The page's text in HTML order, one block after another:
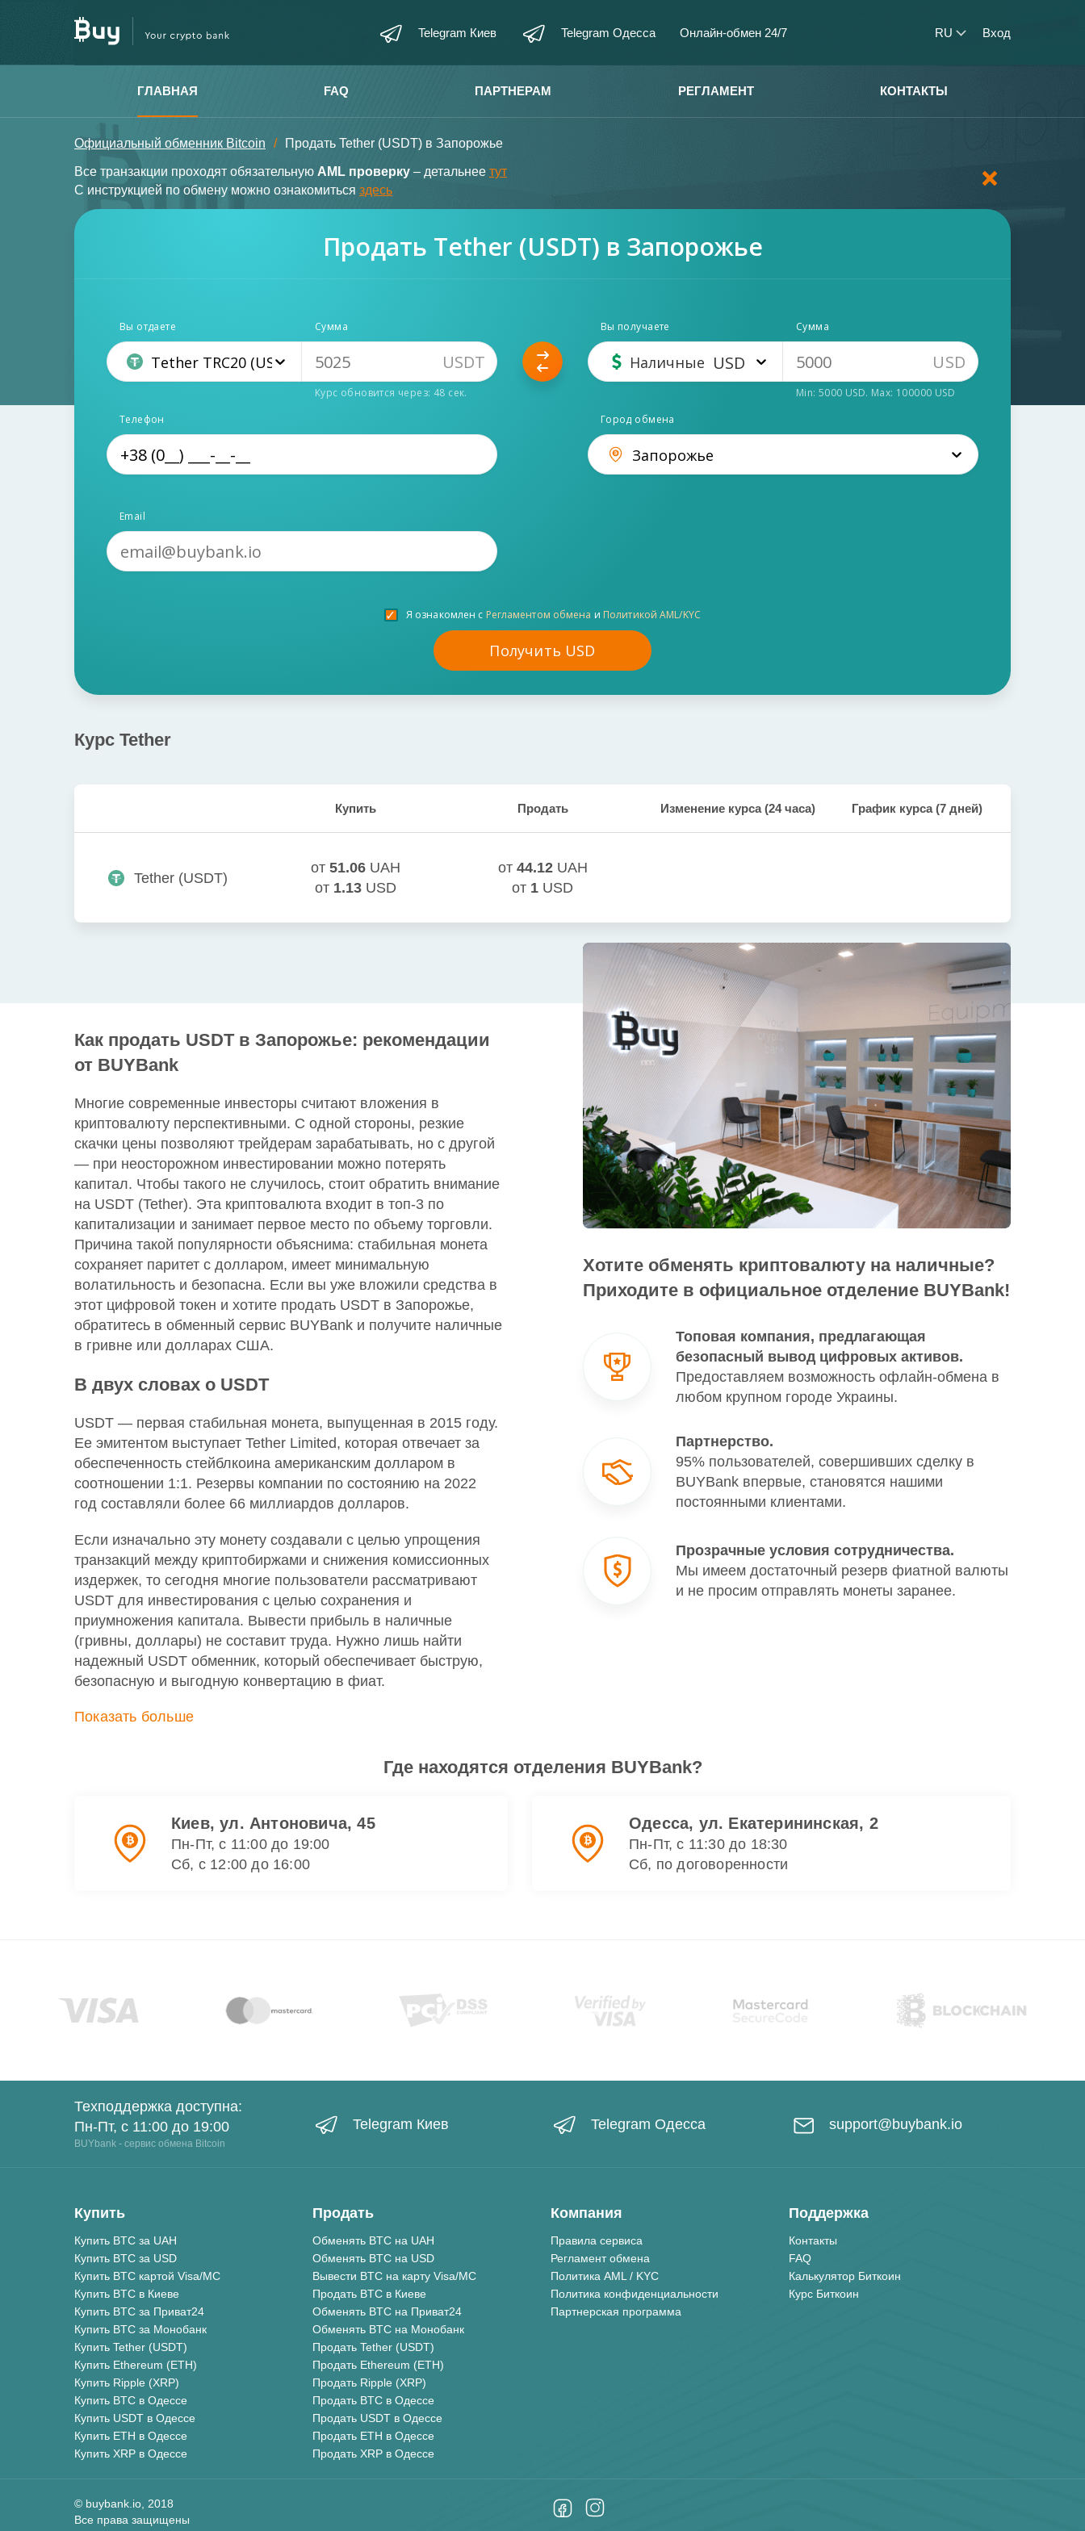
Telegram Киев Telegram Одесса Онлайн-обмен 24/7 RU Вход
ГЛАВНАЯ FAQ ПАРТНЕРАМ РЕГЛАМЕНТ КОНТАКТЫ
Официальный обменник Bitcoin Продать Tether (USDT) в Запорожье
Все транзакции проходят обязательную AML проверку – детальнее тут
С инструкцией по обмену можно ознакомиться здесь
Продать Tether (USDT) в Запорожье
Вы отдаете
Tether TRC20 (USDT)
Сумма
USDT
Курс обновится через: 47 сек.
Вы получаете
Наличные USD
Сумма
USD
Min: 5000 USD. Max: 100000 USD
Телефон
Email
Город обмена
Запорожье
Я ознакомлен с Регламентом обмена и Политикой AML/KYC
Получить USD
Курс Tether
Tether (USDT)
Купить
от 51.06UAH
от 1.13USD
Продать
от 44.12UAH
от 1 USD
Изменение курса (24 часа) График курса (7 дней)
Хотите обменять криптовалюту на наличные?
Приходите в официальное отделение BUYBank!
Топовая компания, предлагающая
безопасный вывод цифровых активов.
Предоставляем возможность офлайн-обмена в
любом крупном городе Украины.
Партнерство.
95% пользователей, совершивших сделку в
BUYBank впервые, становятся нашими
постоянными клиентами.
Прозрачные условия сотрудничества.
Мы имеем достаточный резерв фиатной валюты
и не просим отправлять монеты заранее.
Как продать USDT в Запорожье: рекомендации
от BUYBank
Многие современные инвесторы считают вложения в
криптовалюту перспективными. С одной стороны, резкие
скачки цены позволяют трейдерам зарабатывать, но с другой
— при неосторожном инвестировании можно потерять
капитал. Чтобы такого не случилось, стоит обратить внимание
на USDT (Tether). Эта криптовалюта входит в топ-3 по
капитализации и занимает первое место по объему торговли.
Причина такой популярности объяснима: стабильная монета
сохраняет паритет с долларом, имеет минимальную
волатильность и безопасна. Если вы уже вложили средства в
этот цифровой токен и хотите продать USDT в Запорожье,
обратитесь в обменный сервис BUYBank и получите наличные
в гривне или долларах США.
В двух словах о USDT
USDT — первая стабильная монета, выпущенная в 2015 году.
Ее эмитентом выступает Tether Limited, которая отвечает за
обеспеченность стейблкоина американским долларом в
соотношении 1:1. Резервы компании по состоянию на 2022
год составляли более 66 миллиардов долларов.
Если изначально эту монету создавали с целью упрощения
транзакций между криптобиржами и снижения комиссионных
издержек, то сегодня многие пользователи рассматривают
USDT для инвестирования с целью сохранения и
приумножения капитала. Вывести прибыль в наличные
(гривны, доллары) не составит труда. Нужно лишь найти
надежный USDT обменник, который обеспечивает быструю,
безопасную и выгодную конвертацию в фиат.
Показать больше
Где находятся отделения BUYBank?
Киев, ул. Антоновича, 45
Пн-Пт, с 11:00 до 19:00
Сб, с 12:00 до 16:00
Одесса, ул. Екатерининская, 2
Пн-Пт, с 11:30 до 18:30
Сб, по договоренности
Техподдержка доступна:
Пн-Пт, с 11:00 до 19:00
BUYbank - сервис обмена Bitcoin
Telegram Киев Telegram Одесса support@buybank.io
Купить
Купить BTC за UAH
Купить BTC за USD
Купить BTC картой Visa/MC
Купить BTC в Киеве
Купить BTC за Приват24
Купить BTC за Монобанк
Купить Tether (USDT)
Купить Ethereum (ETH)
Купить Ripple (XRP)
Купить BTC в Одессе
Купить USDT в Одессе
Купить ETH в Одессе
Купить XRP в Одессе
Продать
Обменять BTC на UAH
Обменять BTC на USD
Вывести BTC на карту Visa/MC
Продать BTC в Киеве
Обменять BTC на Приват24
Обменять BTC на Монобанк
Продать Tether (USDT)
Продать Ethereum (ETH)
Продать Ripple (XRP)
Продать BTC в Одессе
Продать USDT в Одессе
Продать ETH в Одессе
Продать XRP в Одессе
Компания
Правила сервиса
Регламент обмена
Политика AML / KYC
Политика конфиденциальности
Партнерская программа
Поддержка
Контакты
FAQ
Калькулятор Биткоин
Курс Биткоин
© buybank.io , 2018
Все права защищены